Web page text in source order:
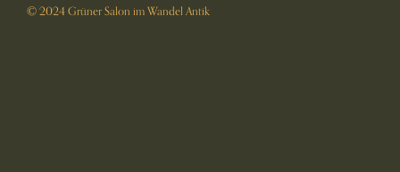
© 2024 Grüner Salon im Wandel Antik